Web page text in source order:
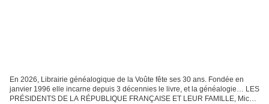
En 2026, Librairie généalogique de la Voûte fête ses 30 ans. Fondée en
janvier 1996 elle incarne depuis 3 décennies le livre, et la généalogie… LES
PRÉSIDENTS DE LA RÉPUBLIQUE FRANÇAISE ET LEUR FAMILLE, Michel